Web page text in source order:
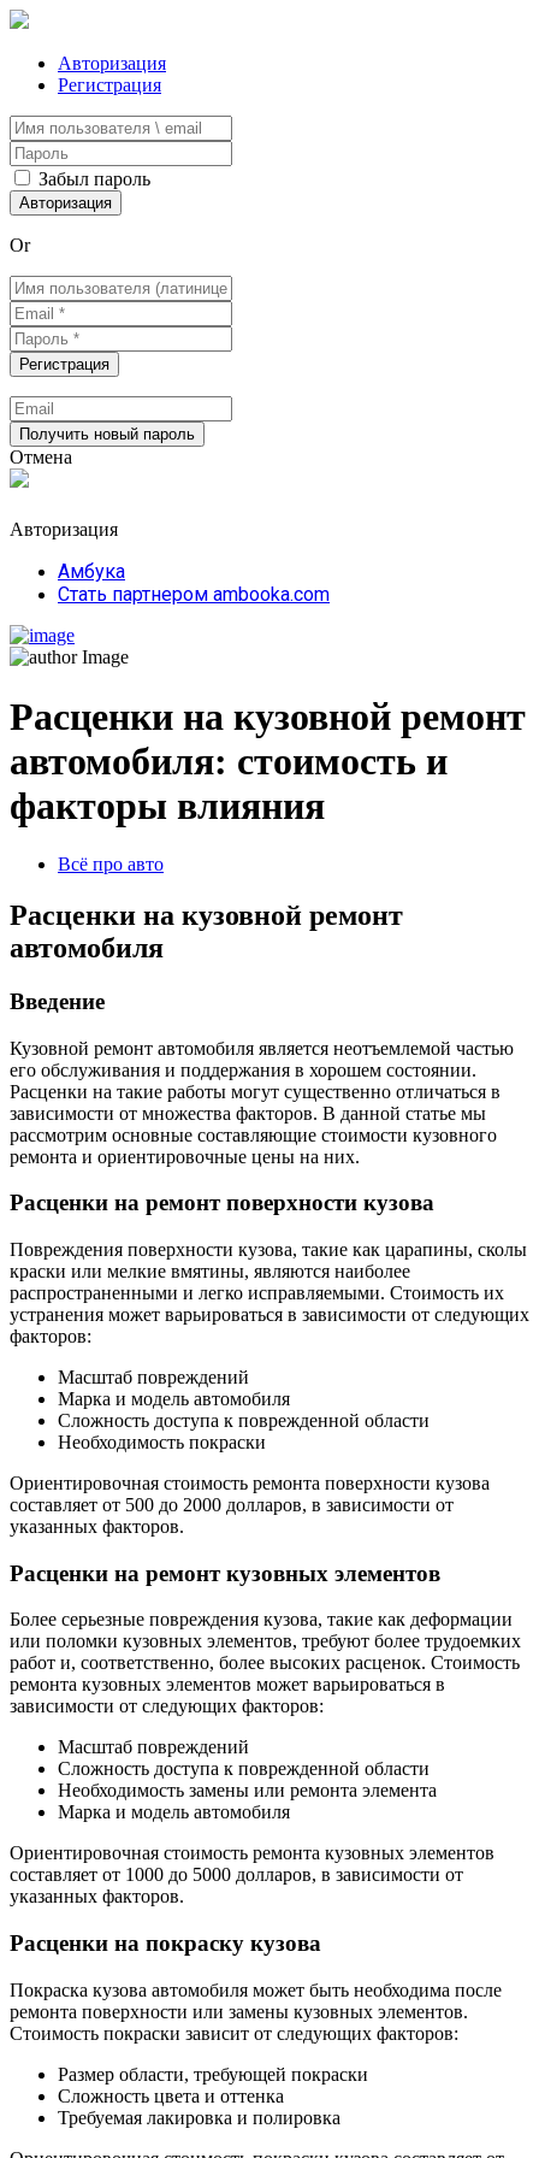
Авторизация
Регистрация
Забыл пароль
Or
Отмена
Авторизация
Амбука
Стать партнером ambooka.com
Расценки на кузовной ремонт
автомобиля: стоимость и
факторы влияния
Всё про авто
Расценки на кузовной ремонт
автомобиля
Введение
Кузовной ремонт автомобиля является неотъемлемой частью
его обслуживания и поддержания в хорошем состоянии.
Расценки на такие работы могут существенно отличаться в
зависимости от множества факторов. В данной статье мы
рассмотрим основные составляющие стоимости кузовного
ремонта и ориентировочные цены на них.
Расценки на ремонт поверхности кузова
Повреждения поверхности кузова, такие как царапины, сколы
краски или мелкие вмятины, являются наиболее
распространенными и легко исправляемыми. Стоимость их
устранения может варьироваться в зависимости от следующих
факторов:
Масштаб повреждений
Марка и модель автомобиля
Сложность доступа к поврежденной области
Необходимость покраски
Ориентировочная стоимость ремонта поверхности кузова
составляет от 500 до 2000 долларов, в зависимости от
указанных факторов.
Расценки на ремонт кузовных элементов
Более серьезные повреждения кузова, такие как деформации
или поломки кузовных элементов, требуют более трудоемких
работ и, соответственно, более высоких расценок. Стоимость
ремонта кузовных элементов может варьироваться в
зависимости от следующих факторов:
Масштаб повреждений
Сложность доступа к поврежденной области
Необходимость замены или ремонта элемента
Марка и модель автомобиля
Ориентировочная стоимость ремонта кузовных элементов
составляет от 1000 до 5000 долларов, в зависимости от
указанных факторов.
Расценки на покраску кузова
Покраска кузова автомобиля может быть необходима после
ремонта поверхности или замены кузовных элементов.
Стоимость покраски зависит от следующих факторов:
Размер области, требующей покраски
Сложность цвета и оттенка
Требуемая лакировка и полировка